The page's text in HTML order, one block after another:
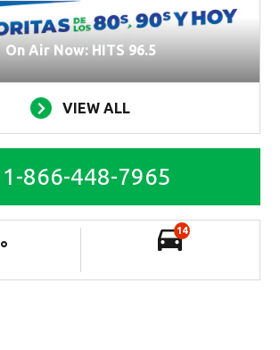
On Air Now: HITS 96.5
VIEW ALL
1-866-448-7965
°
14